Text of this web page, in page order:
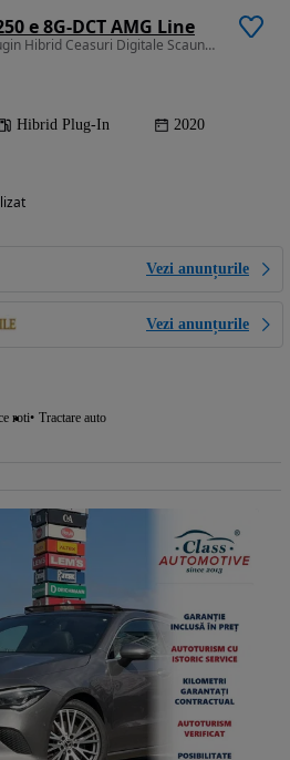
e 8G-DCT AMG Line
1332 cm3 • 218 CP • AMG Plugin Hibrid Ceasuri Digitale Scaune Încălzite Lumini ambi Garant
Hibrid Plug-In 2020
Vezi anunțurile
Vezi anunțurile
roti Tractare auto